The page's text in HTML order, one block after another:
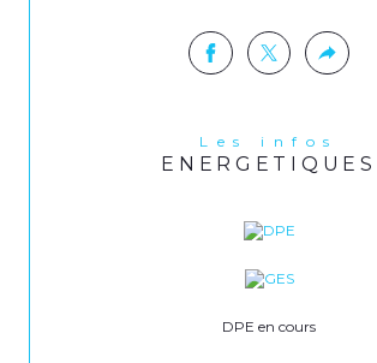
Les infos
ENERGETIQUES
DPE en cours